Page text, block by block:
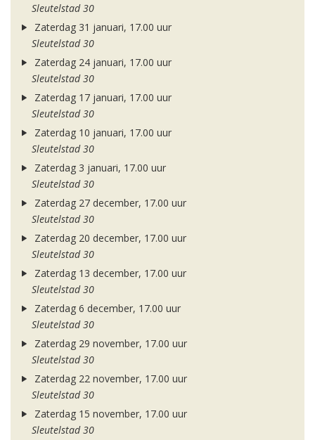
Sleutelstad 30
Zaterdag 31 januari, 17.00 uur
Sleutelstad 30
Zaterdag 24 januari, 17.00 uur
Sleutelstad 30
Zaterdag 17 januari, 17.00 uur
Sleutelstad 30
Zaterdag 10 januari, 17.00 uur
Sleutelstad 30
Zaterdag 3 januari, 17.00 uur
Sleutelstad 30
Zaterdag 27 december, 17.00 uur
Sleutelstad 30
Zaterdag 20 december, 17.00 uur
Sleutelstad 30
Zaterdag 13 december, 17.00 uur
Sleutelstad 30
Zaterdag 6 december, 17.00 uur
Sleutelstad 30
Zaterdag 29 november, 17.00 uur
Sleutelstad 30
Zaterdag 22 november, 17.00 uur
Sleutelstad 30
Zaterdag 15 november, 17.00 uur
Sleutelstad 30